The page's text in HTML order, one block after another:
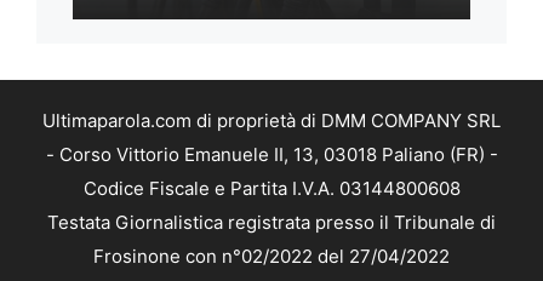
Ultimaparola.com di proprietà di DMM COMPANY SRL
- Corso Vittorio Emanuele II, 13, 03018 Paliano (FR) -
Codice Fiscale e Partita I.V.A. 03144800608
Testata Giornalistica registrata presso il Tribunale di
Frosinone con n°02/2022 del 27/04/2022